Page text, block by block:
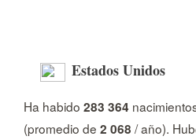
Estados Unidos
Ha habido 283 364
(promedio de 2 068 / año).